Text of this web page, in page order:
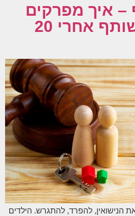
– איך מפרקים
משק בית משותף אחרי 20
הנישואין, להפרד, להתגרש. הילדים